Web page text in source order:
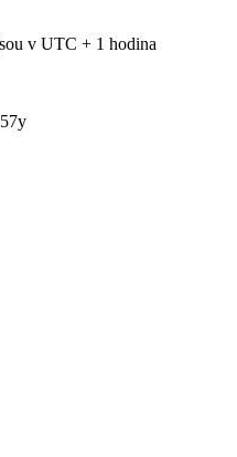
v UTC + 1 hodina